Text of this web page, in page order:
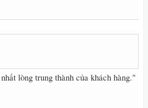
lòng trung thành của khách hàng."